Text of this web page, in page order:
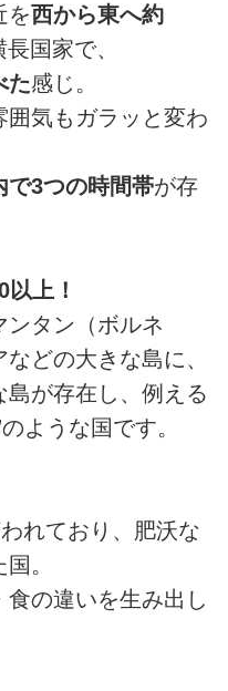
を西から東へ約
国家で、
た感じ。
気もガラッと変わ
で3つの時間帯が存
上！
ンタン（ボルネ
どの大きな島に、
が存在し、例える
ような国です。
れており、肥沃な
。
の違いを生み出し